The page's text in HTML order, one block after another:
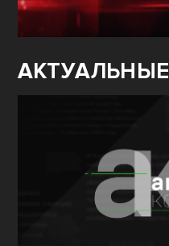
АКТУАЛЬНЫЕ